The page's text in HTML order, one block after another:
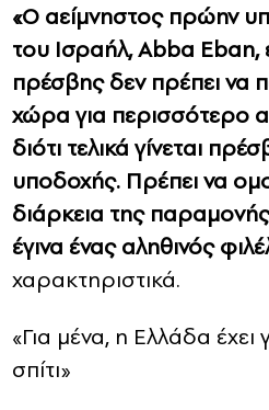
«Ο αείμνηστος πρώην
του Ισραήλ, Abba Eban,
πρέσβης δεν πρέπει να
χώρα για περισσότερο
διότι τελικά γίνεται
υποδοχής. Πρέπει να
διάρκεια της
έγινα ένας αληθινός
χαρακτηριστικά.
«Για μένα, η Ελλάδα έχει
σπίτι»